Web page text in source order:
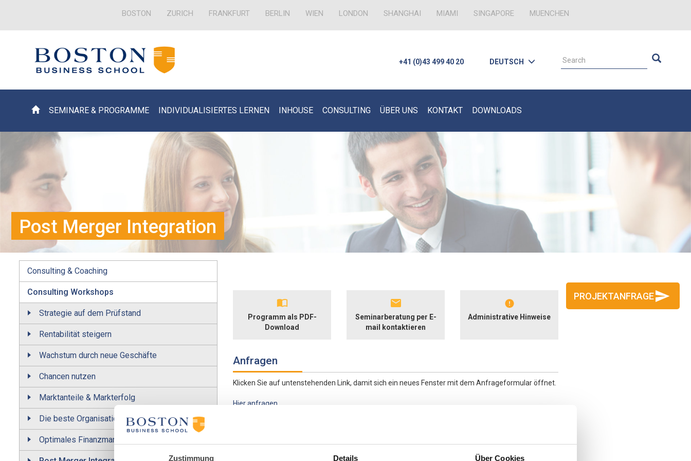
Zustimmung Details Über Cookies
BOSTON ZURICH FRANKFURT BERLIN WIEN LONDON SHANGHAI MIAMI SINGAPORE MUENCHEN
DEUTSCH
+41 (0)43 499 40 20
SEMINARE & PROGRAMME INDIVIDUALISIERTES LERNEN INHOUSE CONSULTING ÜBER UNS KONTAKT DOWNLOADS
Post Merger Integration
Consulting & Coaching
Consulting Workshops
Strategie auf dem Prüfstand
Rentabilität steigern
Wachstum durch neue Geschäfte
Chancen nutzen
Marktanteile & Markterfolg
Die beste Organisations-Struktur
Optimales Finanzmanagement
Programm als PDF-
Download
Seminarberatung per E-
mail kontaktieren
Administrative Hinweise
Anfragen
Klicken Sie auf untenstehenden Link, damit sich ein neues Fenster mit dem Anfrageformular öffnet.
Hier anfragen
Eine Firma ist schnell gekauft. Vor allem dann, wenn dank erhoffter Synergien ein guter Preis
PROJEKTANFRAGE